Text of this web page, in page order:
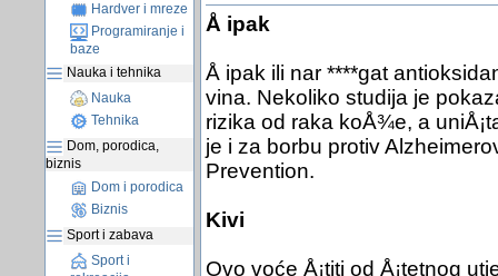
Hardver i mreze
Programiranje i
baze
Nauka i tehnika
Nauka
Tehnika
Dom, porodica,
biznis
Dom i porodica
Biznis
Sport i zabava
Sport i
Å ipak
Å ipak ili nar ****gat
vina. Nekoliko studija je
rizika od raka koÅ¾e, a
je i za borbu protiv
Prevention.
Kivi
Ovo voće Å¡titi od Å¡tetnog